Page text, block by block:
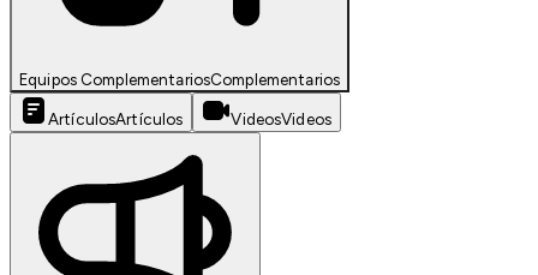
Equipos ComplementariosComplementarios
ArtículosArtículos VideosVideos